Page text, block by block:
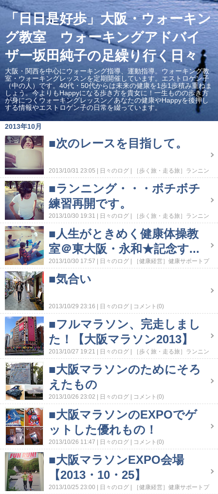
「日日是好歩」大阪・ウォーキン
グ教室 ウォーキングアドバイ
ザー坂田純子の足繰り行く日々
大阪・関西を中心にウォーキング指導、運動指導。ウォーキング教
室・ウォーキングレッスンを定期開催しています。エストロゲン子
（中の人）です。40代・50代からは未来の健康を1歩1歩積み重ねま
しょう。今よりもHappyになる歩き方を貴女に！一生ものの歩き方
が身につくウォーキングレッスン／あなたの健康やHappyを後押し
する情報やエストロゲン子の日常を綴っています。
2013年10月
■次のレースを目指して。
2013/10/31 23:05 日々のログ
［歩く旅・走る旅］ランニン
グダイアリー
［走る旅・歩く旅］トレーニング
コメント
(0)
■ランニング・・・ボチボチ
練習再開です。
2013/10/30 19:31 日々のログ
［歩く旅・走る旅］ランニン
グダイアリー
［走る旅・歩く旅］トレーニング
コメント
(0)
■人生がときめく健康体操教
室＠東大阪・永和★記念す...
2013/10/30 17:57 日々のログ
［健康経営］健康サポートプ
ロジェクト活動
［健康経営］活動レポート コメント(0)
■気合い
2013/10/29 23:16 日々のログ コメント(0)
■フルマラソン、完走しまし
た！【大阪マラソン2013】
2013/10/27 19:21 日々のログ
［歩く旅・走る旅］ランニン
グダイアリー
コメント(0)
■大阪マラソンのためにそろ
えたもの
2013/10/26 23:02 日々のログ コメント(0)
■大阪マラソンのEXPOでゲ
ットした優れもの！
2013/10/26 11:47 日々のログ コメント(0)
■大阪マラソンEXPO会場
【2013・10・25】
2013/10/25 23:00 日々のログ
［健康経営］健康サポートプ